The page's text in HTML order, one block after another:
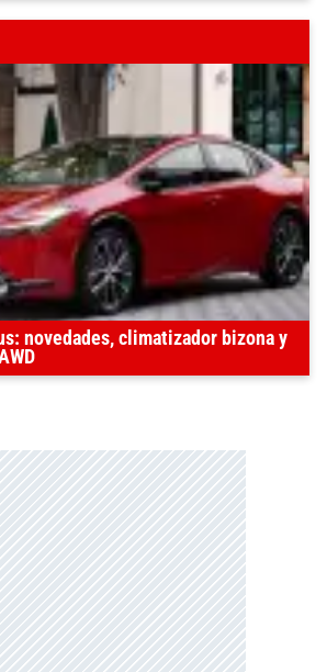
novedades, climatizador bizona y